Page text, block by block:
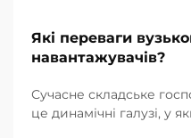
Які переваги
навантажувачів?
Сучасне складське
це динамічні галузі, у